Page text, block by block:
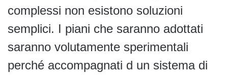
complessi non esistono soluzioni
semplici. I piani che saranno adottati
saranno volutamente sperimentali
perché accompagnati d un sistema di